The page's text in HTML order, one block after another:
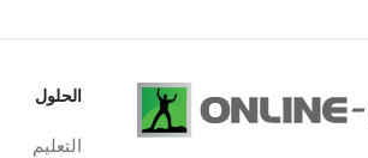
الحلول
التعليم